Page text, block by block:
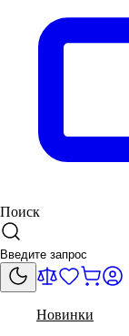
Поиск
Новинки